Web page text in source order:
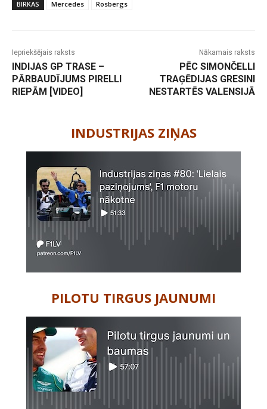
BIRKAS Mercedes Rosbergs
Iepriekšējais raksts
INDIJAS GP TRASE –
PĀRBAUDĪJUMS PIRELLI
RIEPĀM [VIDEO]
Nākamais raksts
PĒC SIMONČELLI
TRAĢĒDIJAS GRESINI
NESTARTĒS VALENSIJĀ
INDUSTRIJAS ZIŅAS
PILOTU TIRGUS JAUNUMI